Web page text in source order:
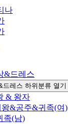
나
&드레스
드레스 하위분류 열기
& 왕자
왕&공주&귀족(여)
족(남)